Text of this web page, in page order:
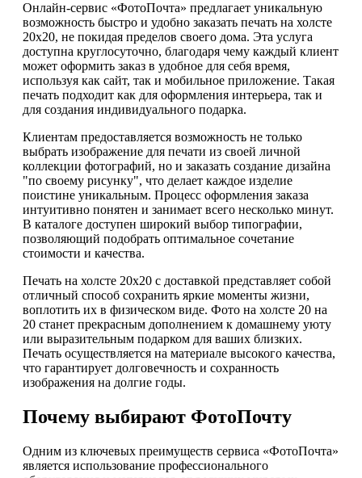
Онлайн-сервис «ФотоПочта» предлагает уникальную
возможность быстро и удобно заказать печать на холсте
20х20, не покидая пределов своего дома. Эта услуга
доступна круглосуточно, благодаря чему каждый клиент
может оформить заказ в удобное для себя время,
используя как сайт, так и мобильное приложение. Такая
печать подходит как для оформления интерьера, так и
для создания индивидуального подарка.
Клиентам предоставляется возможность не только
выбрать изображение для печати из своей личной
коллекции фотографий, но и заказать создание дизайна
"по своему рисунку", что делает каждое изделие
поистине уникальным. Процесс оформления заказа
интуитивно понятен и занимает всего несколько минут.
В каталоге доступен широкий выбор типографии,
позволяющий подобрать оптимальное сочетание
стоимости и качества.
Печать на холсте 20х20 с доставкой представляет собой
отличный способ сохранить яркие моменты жизни,
воплотить их в физическом виде. Фото на холсте 20 на
20 станет прекрасным дополнением к домашнему уюту
или выразительным подарком для ваших близких.
Печать осуществляется на материале высокого качества,
что гарантирует долговечность и сохранность
изображения на долгие годы.
Почему выбирают ФотоПочту
Одним из ключевых преимуществ сервиса «ФотоПочта»
является использование профессионального